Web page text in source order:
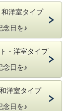
容とは･･･
ルシー
いたします
物券１０００円分
和洋室タイプ
念日を♪
・洋室タイプ
念日を♪
洋室タイプ
念日を♪